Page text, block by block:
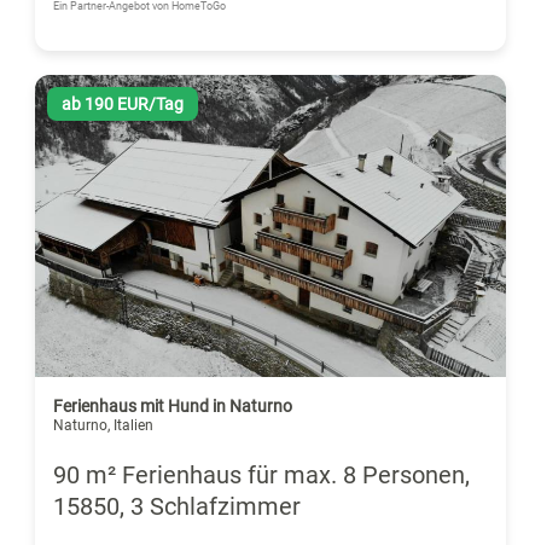
Ein Partner-Angebot von HomeToGo
ab 190 EUR/Tag
Ferienhaus mit Hund in Naturno
Naturno, Italien
90 m² Ferienhaus für max. 8 Personen,
15850, 3 Schlafzimmer